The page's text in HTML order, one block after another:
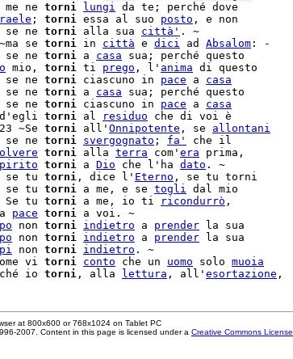
ne torni lungi da te; perché dove
; torni essa al suo posto , e non
se ne torni alla sua città' . ~
se torni in città e dici ad Absalom : -
se ne torni a casa sua; perché questo
mio, torni ti prego , l' anima di questo
se ne torni ciascuno in pace a casa
se ne torni a casa
se ne torni ciascuno in pace a casa
torni al residuo che di voi è
~Se torni all' Onnipotente , se allontani
se ne torni svergognato ; fa'
che il
torni alla terra com' era prima,
torni a Dio che l'ha dato . ~
se tu torni , dice l' Eterno , se tu torni
se tu torni a me, e se togli dal mio
Se tu torni a me, io ti ricondurrò ,
pace torni
non torni indietro a prender la sua
non torni indietro a prender la sua
non torni indietro . ~
vi torni conto che un uomo solo muoia
io torni , alla lettura , all' esortazione
at 800x600 or 768x1024 on Tablet PC
2007. Content in this page is licensed under a Creative Commons License